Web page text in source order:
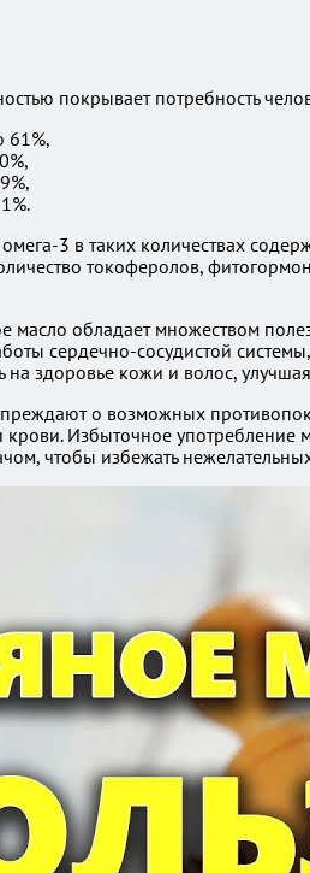
покрывает потребность
61%,
3 в таких количествах
токоферолов,
масло обладает множеством
сердечно-сосудистой
на здоровье кожи и волос,
о возможных
Избыточное
чтобы избежать